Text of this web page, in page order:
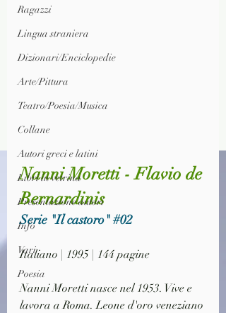
Ragazzi
Lingua straniera
Dizionari/Enciclopedie
Arte/Pittura
Teatro/Poesia/Musica
Collane
Autori greci e latini
Libri in vetrina
Presentazione autori
Info
Vari
Poesia
Nanni Moretti - Flavio de
Bernardinis
Serie "Il castoro" #02
Italiano | 1995 | 144 pagine
Nanni Moretti nasce nel 1953. Vive e
lavora a Roma. Leone d'oro veneziano